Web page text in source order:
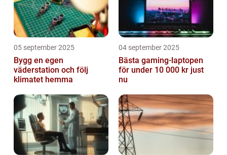
05 september 2025
Bygg en egen
väderstation och följ
klimatet hemma
04 september 2025
Bästa gaming-laptopen
för under 10 000 kr just
nu